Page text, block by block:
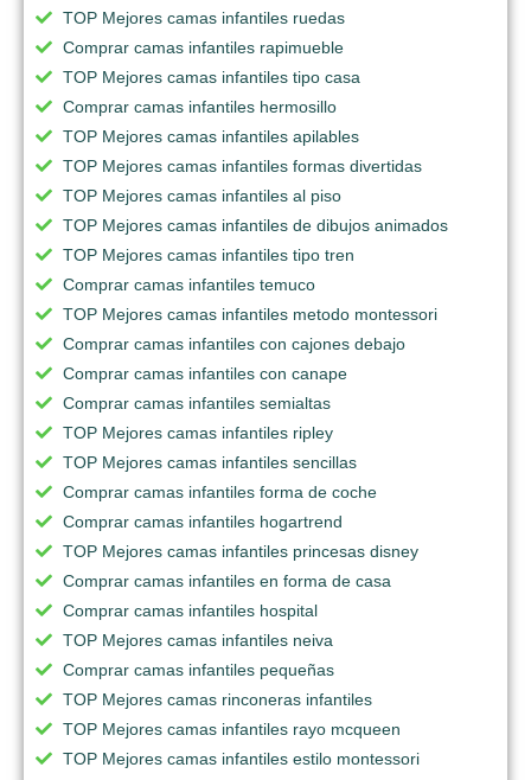
TOP Mejores camas infantiles ruedas
Comprar camas infantiles rapimueble
TOP Mejores camas infantiles tipo casa
Comprar camas infantiles hermosillo
TOP Mejores camas infantiles apilables
TOP Mejores camas infantiles formas divertidas
TOP Mejores camas infantiles al piso
TOP Mejores camas infantiles de dibujos animados
TOP Mejores camas infantiles tipo tren
Comprar camas infantiles temuco
TOP Mejores camas infantiles metodo montessori
Comprar camas infantiles con cajones debajo
Comprar camas infantiles con canape
Comprar camas infantiles semialtas
TOP Mejores camas infantiles ripley
TOP Mejores camas infantiles sencillas
Comprar camas infantiles forma de coche
Comprar camas infantiles hogartrend
TOP Mejores camas infantiles princesas disney
Comprar camas infantiles en forma de casa
Comprar camas infantiles hospital
TOP Mejores camas infantiles neiva
Comprar camas infantiles pequeñas
TOP Mejores camas rinconeras infantiles
TOP Mejores camas infantiles rayo mcqueen
TOP Mejores camas infantiles estilo montessori